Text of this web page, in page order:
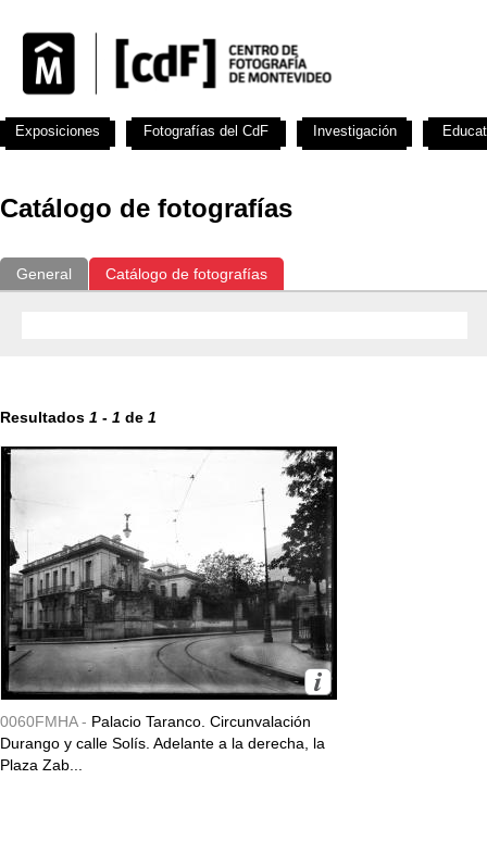
Catálogo de fotografías
General Catálogo de fotografías
Resultados 1 - 1 de 1
0060FMHA - Palacio Taranco. Circunvalación
Durango y calle Solís. Adelante a la derecha, la
Plaza Zab...
Exposiciones Fotografías del CdF Investigación